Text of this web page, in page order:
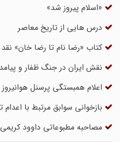
«اسلام پیروز شد»
درس هایی از تاریخ معاصر
کتاب «رضا نام تا رضا خان» نقد
نقش ایران در جنگ ظفار و
اعلام همبستگی پرسنل هوانیروز
بازخوانی سوابق مرتبط با اعدام
مصاحبه مطبوعاتی داوود کریمی